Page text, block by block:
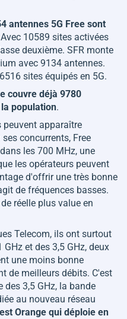
antennes 5G Free sont
10589 sites activées
deuxième. SFR monte
avec 9134 antennes.
sites équipés en 5G.
couvre déjà 9780
population.
apparaître
concurrents, Free
les 700 MHz, une
les opérateurs peuvent
d'offrir une très bonne
de fréquences basses.
réelle plus value en
Telecom, ils ont surtout
et des 3,5 GHz, deux
une moins bonne
de meilleurs débits. C'est
3,5 GHz, la bande
au nouveau réseau
Orange qui déploie en